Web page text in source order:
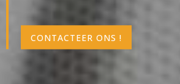
CONTACTEER ONS !